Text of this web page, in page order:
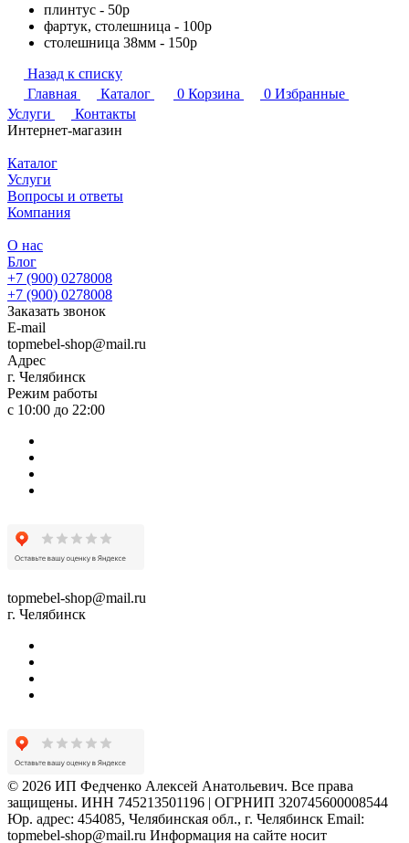
плинтус - 50р
фартук, столешница - 100р
столешница 38мм - 150р
Назад к списку
Главная
Каталог 0 Корзина 0 Избранные
Услуги
Контакты
Интернет-магазин
Каталог
Услуги
Вопросы и ответы
Компания
О нас
Блог
+7 (900) 0278008
+7 (900) 0278008
Заказать звонок
E-mail
topmebel-shop@mail.ru
Адрес
г. Челябинск
Режим работы
с 10:00 до 22:00
topmebel-shop@mail.ru
г. Челябинск
© 2026 ИП Федченко Алексей Анатольевич. Все права
защищены. ИНН 745213501196 | ОГРНИП 320745600008544
Юр. адрес: 454085, Челябинская обл., г. Челябинск Email:
topmebel-shop@mail.ru Информация на сайте носит